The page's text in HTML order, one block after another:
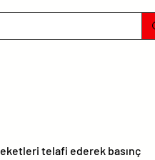
telafi ederek basınç